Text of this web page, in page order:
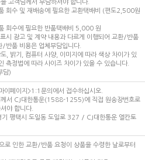
고객님께서 부담하셔야 합니다.
회수 및 재배송에 필요한 교환택배비 (편도2,500원
회수에 필요한 반품택배비 5,000 원
시 광고 및 계약 내용과 다르게 이행되어 교환/반품
/반품 비용은 업체부담입니다.
, 밝기, 컴퓨터 사양, 이미지에 따라 색상 차이가 있
측정법에 따라 사이즈 차이가 있을 수 있습니다.
담)
이페이지>1:1문의에서 접수하십시오.
께서 CJ대한통운(1588-1255)에 직접 원송장번호로
야 합니다.
평택시 도일동 도일로 327 / CJ대한통운 엘칸토
로 인한 교환/반품 요청이 상품을 수령한 날로부터